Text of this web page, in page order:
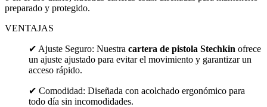
preparado y protegido.
VENTAJAS
✔ Ajuste Seguro: Nuestra cartera de pistola Stechkin ofrece
un ajuste ajustado para evitar el movimiento y garantizar un
acceso rápido.
✔ Comodidad: Diseñada con acolchado ergonómico para
todo día sin incomodidades.